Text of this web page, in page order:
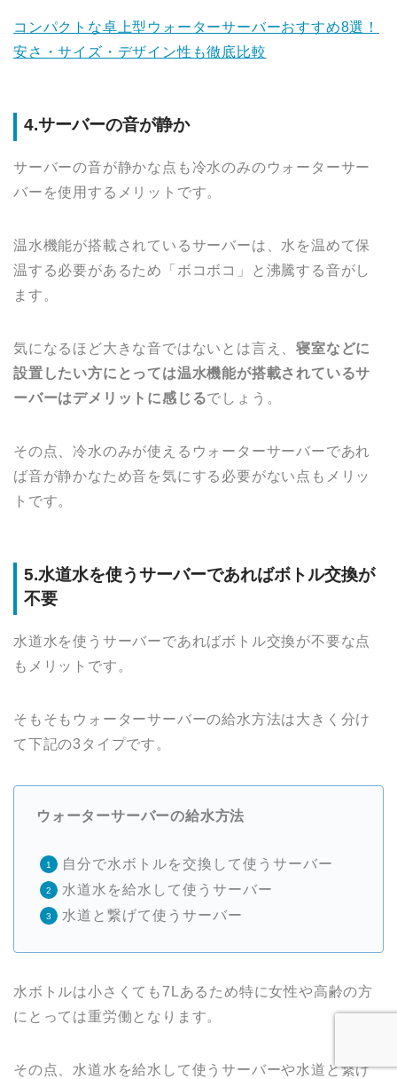
コンパクトな卓上型ウォーターサーバーおすすめ8選！
安さ・サイズ・デザイン性も徹底比較
4.サーバーの音が静か
サーバーの音が静かな点も冷水のみのウォーターサー
バーを使用するメリットです。
温水機能が搭載されているサーバーは、水を温めて保
温する必要があるため「ボコボコ」と沸騰する音がし
ます。
気になるほど大きな音ではないとは言え、寝室などに
設置したい方にとっては温水機能が搭載されているサ
ーバーはデメリットに感じるでしょう。
その点、冷水のみが使えるウォーターサーバーであれ
ば音が静かなため音を気にする必要がない点もメリッ
トです。
5.水道水を使うサーバーであればボトル交換が
不要
水道水を使うサーバーであればボトル交換が不要な点
もメリットです。
そもそもウォーターサーバーの給水方法は大きく分け
て下記の3タイプです。
ウォーターサーバーの給水方法
自分で水ボトルを交換して使うサーバー
水道水を給水して使うサーバー
水道と繋げて使うサーバー
水ボトルは小さくても7Lあるため特に女性や高齢の方
にとっては重労働となります。
その点、水道水を給水して使うサーバーや水道と繋げ